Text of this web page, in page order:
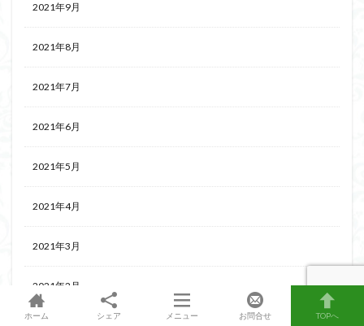
2021年9月
2021年8月
2021年7月
2021年6月
2021年5月
2021年4月
2021年3月
2021年2月
ホーム シェア メニュー お問合せ TOPへ